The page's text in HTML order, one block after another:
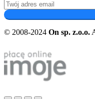
© 2008-2024 On sp. z.o.o.